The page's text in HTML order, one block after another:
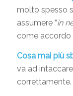
molto spesso
assumere “in
come accordo
Cosa mai più
va ad
correttamente.